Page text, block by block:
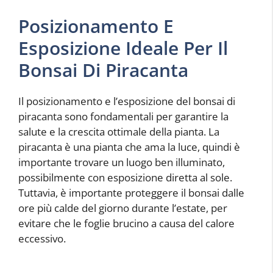
Posizionamento E
Esposizione Ideale Per Il
Bonsai Di Piracanta
Il posizionamento e l’esposizione del bonsai di
piracanta sono fondamentali per garantire la
salute e la crescita ottimale della pianta. La
piracanta è una pianta che ama la luce, quindi è
importante trovare un luogo ben illuminato,
possibilmente con esposizione diretta al sole.
Tuttavia, è importante proteggere il bonsai dalle
ore più calde del giorno durante l’estate, per
evitare che le foglie brucino a causa del calore
eccessivo.